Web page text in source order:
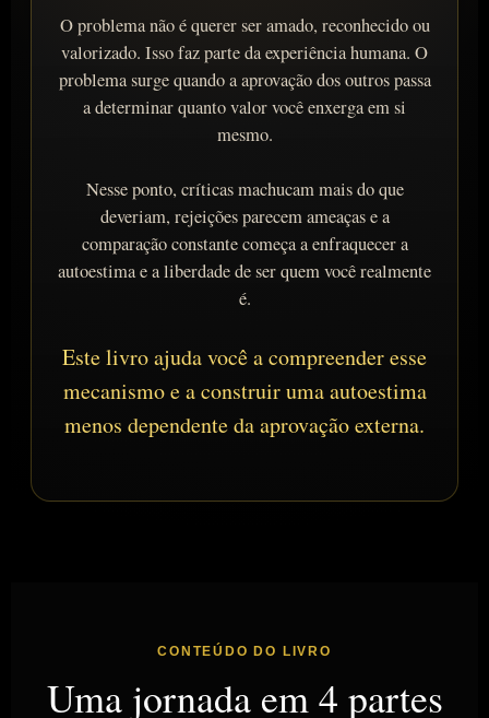
O problema não é querer ser amado, reconhecido ou
valorizado. Isso faz parte da experiência humana. O
problema surge quando a aprovação dos outros passa
a determinar quanto valor você enxerga em si
mesmo.
Nesse ponto, críticas machucam mais do que
deveriam, rejeições parecem ameaças e a
comparação constante começa a enfraquecer a
autoestima e a liberdade de ser quem você realmente
é.
Este livro ajuda você a compreender esse
mecanismo e a construir uma autoestima
menos dependente da aprovação externa.
CONTEÚDO DO LIVRO
Uma jornada em 4 partes